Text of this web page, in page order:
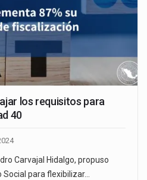
los requisitos para
40
Carvajal Hidalgo, propuso
para flexibilizar…